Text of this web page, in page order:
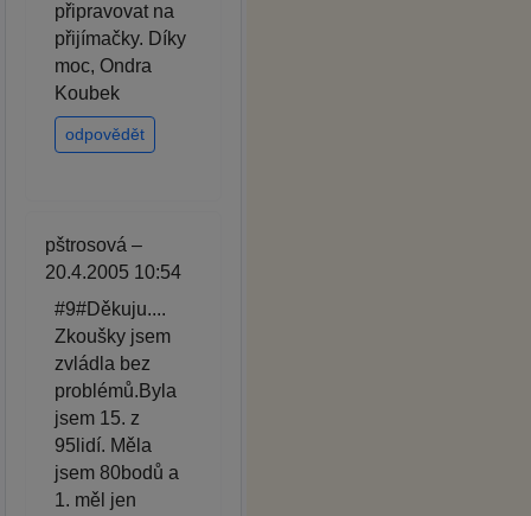
připravovat na
přijímačky. Díky
moc, Ondra
Koubek
odpovědět
pštrosová –
20.4.2005 10:54
#9#Děkuju....
Zkoušky jsem
zvládla bez
problémů.Byla
jsem 15. z
95lidí. Měla
jsem 80bodů a
1. měl jen